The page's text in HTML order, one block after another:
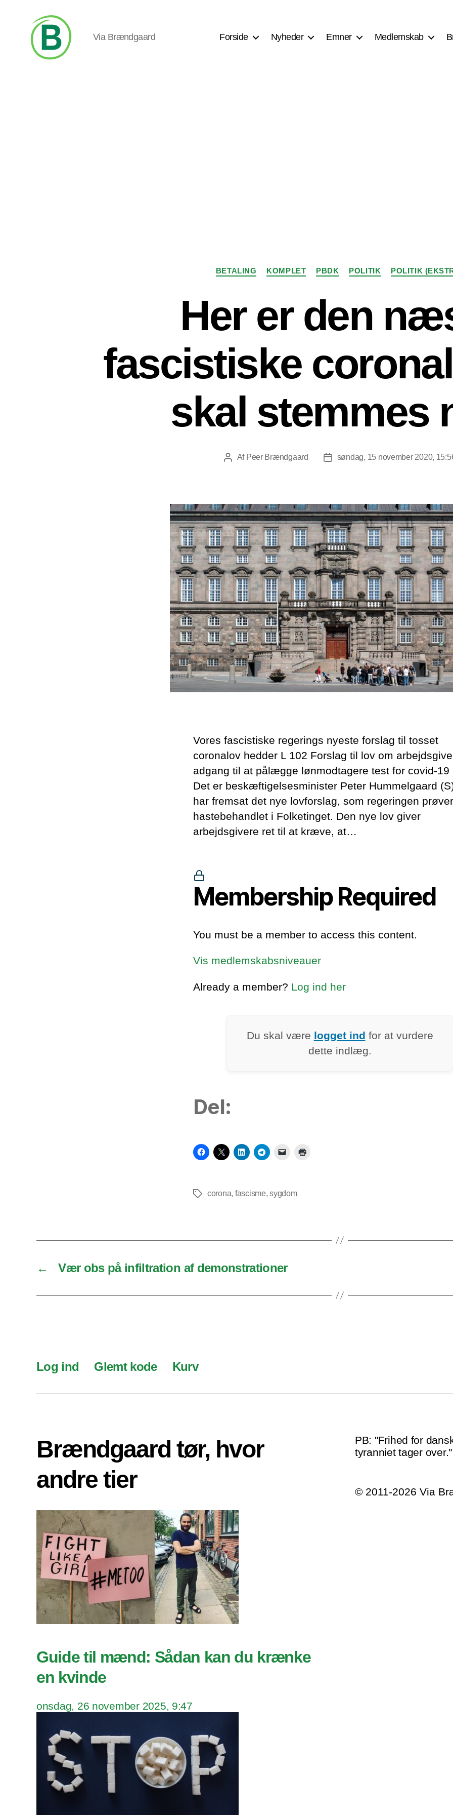
Via Brændgaard Forside Nyheder Emner Medlemskab
Kategorier
BETALING KOMPLET PBDK POLITIK POLITIK
Her er den
fascistiske
skal stemmes
Indlægsforfatter
Af Peer Brændgaard Indlægsdato
søndag, 15 november 2020,
Vores fascistiske regerings nyeste forslag til tosset
coronalov hedder L 102 Forslag til lov om
adgang til at pålægge lønmodtagere test for covid-19
Det er beskæftigelsesminister Peter Hummelgaard
har fremsat det nye lovforslag, som regeringen
hastebehandlet i Folketinget. Den nye lov giver
arbejdsgivere ret til at kræve, at…
Membership Required
You must be a member to access this content.
Vis medlemskabsniveauer
Already a member? Log ind her
Du skal være logget ind for at vurdere
dette indlæg.
Del:
Tagscorona, fascisme,sygdom
← Vær obs på infiltration af demonstrationer
Log ind Glemt kode Kurv
Brændgaard tør, hvor
andre tier
Guide til mænd: Sådan kan du krænke
en kvinde
onsdag, 26 november 2025, 9:47
PB: "Frihed for
tyranniet tager over."
© 2011-2026 Via